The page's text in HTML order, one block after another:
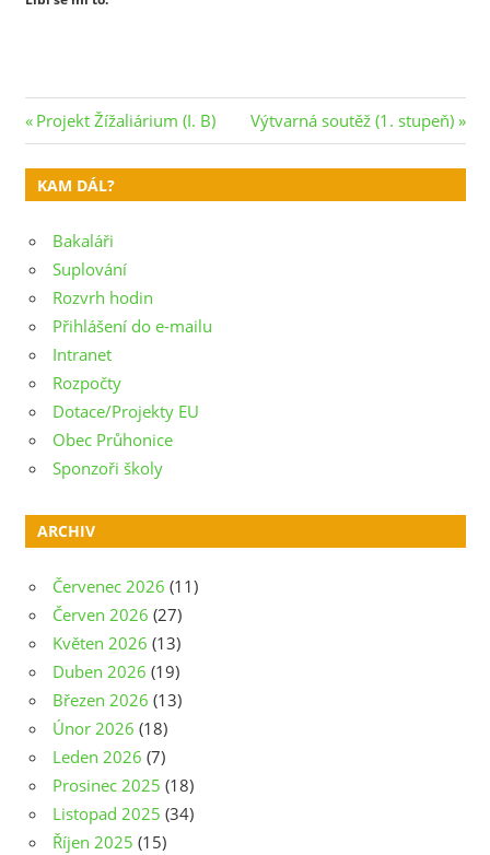
Navigace
pro
příspěvek
Previous
Post:
Projekt Žížaliárium (I. B)
Next
Post:
Výtvarná soutěž (1. stupeň)
KAM DÁL?
Bakaláři
Suplování
Rozvrh hodin
Přihlášení do e-mailu
Intranet
Rozpočty
Dotace/Projekty EU
Obec Průhonice
Sponzoři školy
ARCHIV
Červenec 2026 (11)
Červen 2026 (27)
Květen 2026 (13)
Duben 2026 (19)
Březen 2026 (13)
Únor 2026 (18)
Leden 2026 (7)
Prosinec 2025 (18)
Listopad 2025 (34)
Říjen 2025 (15)